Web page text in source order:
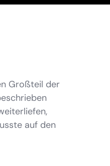
Großteil der
auf den